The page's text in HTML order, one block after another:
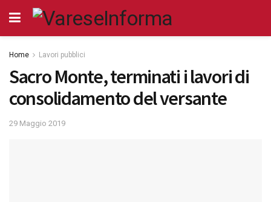
Home Lavori pubblici
Sacro Monte, terminati i lavori di
consolidamento del versante
29 Maggio 2019